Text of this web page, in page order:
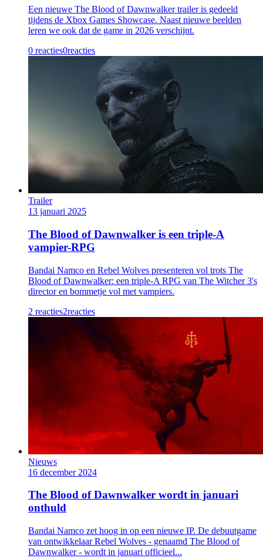
Een nieuwe The Blood of Dawnwalker trailer is gedeeld
tijdens de Xbox Games Showcase. Naast nieuwe beelden
leren we ook dat de game in 2026 verschijnt.
0 reacties0reacties
Trailer
13 januari 2025
The Blood of Dawnwalker is een triple-A
vampier-RPG
Bandai Namco en Rebel Wolves presenteren vol trots The
Blood of Dawnwalker: een triple-A RPG van The Witcher 3's
director en bommetje vol met vampiers.
2 reacties2reacties
Nieuws
16 december 2024
The Blood of Dawnwalker wordt in januari
onthuld
Bandai Namco zet hoog in op een nieuwe IP. De debuutgame
van ontwikkelaar Rebel Wolves - genaamd The Blood of
Dawnwalker - wordt in januari officieel...